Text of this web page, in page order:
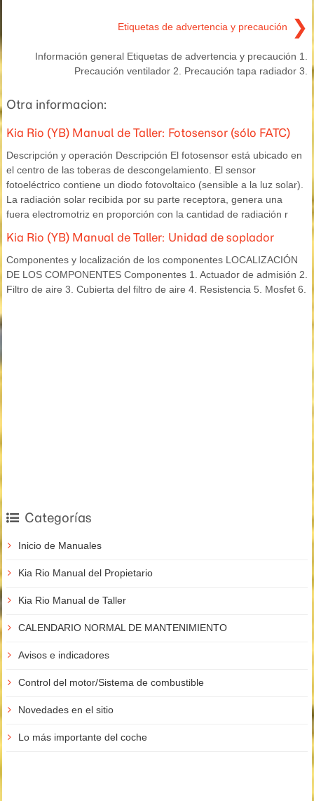
Etiquetas de advertencia y precaución ❯
Información general Etiquetas de advertencia y precaución 1.
Precaución ventilador 2. Precaución tapa radiador 3.
Otra informacion:
Kia Rio (YB) Manual de Taller: Fotosensor (sólo FATC)
Descripción y operación Descripción El fotosensor está ubicado en
el centro de las toberas de descongelamiento. El sensor
fotoeléctrico contiene un diodo fotovoltaico (sensible a la luz solar).
La radiación solar recibida por su parte receptora, genera una
fuera electromotriz en proporción con la cantidad de radiación r
Kia Rio (YB) Manual de Taller: Unidad de soplador
Componentes y localización de los componentes LOCALIZACIÓN
DE LOS COMPONENTES Componentes 1. Actuador de admisión 2.
Filtro de aire 3. Cubierta del filtro de aire 4. Resistencia 5. Mosfet 6.
Categorías
Inicio de Manuales
Kia Rio Manual del Propietario
Kia Rio Manual de Taller
CALENDARIO NORMAL DE MANTENIMIENTO
Avisos e indicadores
Control del motor/Sistema de combustible
Novedades en el sitio
Lo más importante del coche